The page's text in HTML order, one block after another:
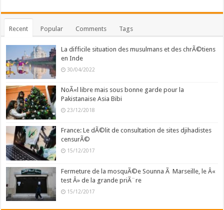
Recent Popular Comments Tags
La difficile situation des musulmans et des chrÃ©tiens
en Inde
30/04/2022
NoÃ«l libre mais sous bonne garde pour la
Pakistanaise Asia Bibi
23/12/2018
France: Le dÃ©lit de consultation de sites djihadistes
censurÃ©
15/12/2017
Fermeture de la mosquÃ©e Sounna Ã Marseille, le Â«
test Â» de la grande priÃ¨re
15/12/2017